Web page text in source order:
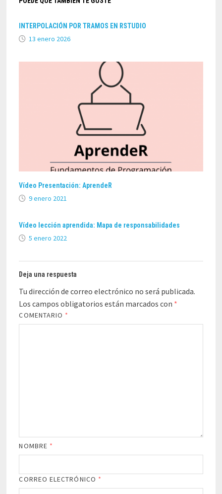
INTERPOLACIÓN POR TRAMOS EN RSTUDIO
13 enero 2026
Vídeo Presentación: AprendeR
9 enero 2021
Vídeo lección aprendida: Mapa de responsabilidades
5 enero 2022
Deja una respuesta
Tu dirección de correo electrónico no será publicada.
Los campos obligatorios están marcados con *
COMENTARIO *
NOMBRE *
CORREO ELECTRÓNICO *